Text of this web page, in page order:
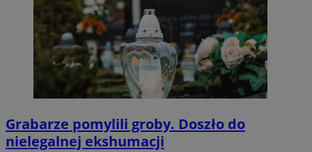
Grabarze pomylili groby. Doszło do
nielegalnej ekshumacji